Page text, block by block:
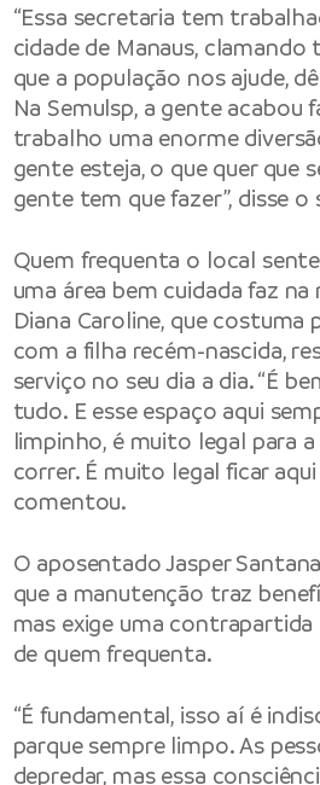
“Essa secretaria tem
cidade de Manaus,
que a população nos ajude,
Na Semulsp, a gente acabou
trabalho uma enorme
gente esteja, o que quer que
gente tem que fazer”, disse o
Quem frequenta o local
uma área bem cuidada faz
Diana Caroline, que costuma
com a filha recém-nascida,
serviço no seu dia a dia. “É
tudo. E esse espaço aqui
limpinho, é muito legal para
correr. É muito legal ficar
comentou.
O aposentado Jasper
que a manutenção traz
mas exige uma
de quem frequenta.
“É fundamental, isso aí é
parque sempre limpo. As
depredar, mas essa